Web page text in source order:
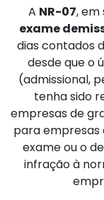
A NR-07, em
exame
dias contados
desde que o
(admissional,
tenha sido
empresas de
para empresas
exame ou o
infração à